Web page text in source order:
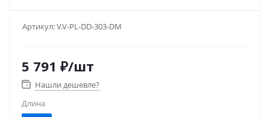
Артикул:V.V-PL-DD-303-DM
5 791 ₽/шт
Нашли дешевле?
Длина